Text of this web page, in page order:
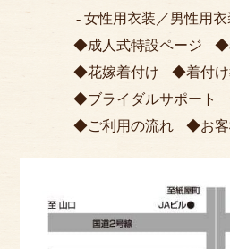
女性用衣装 ／男性用衣
成人式特設ページ
花嫁着付け
着付
ブライダルサポート
ご利用の流れ
お